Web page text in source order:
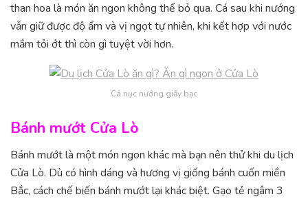
than hoa là món ăn ngon không thể bỏ qua. Cá sau khi nướng
vẫn giữ được độ ẩm và vị ngọt tự nhiên, khi kết hợp với nước
mắm tỏi ớt thì còn gì tuyệt vời hơn.
Cá nục nướng giấy bạc
Bánh mướt Cửa Lò
Bánh mướt là một món ngon khác mà bạn nên thử khi du lịch
Cửa Lò. Dù có hình dáng và hương vị giống bánh cuốn miền
Bắc, cách chế biến bánh mướt lại khác biệt. Gạo tẻ ngâm 3